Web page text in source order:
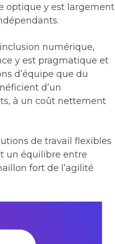
optique y est largement
numérique,
y est pragmatique et
d’équipe que du
d’un
à un coût nettement
de travail flexibles
un équilibre entre
fort de l’agilité